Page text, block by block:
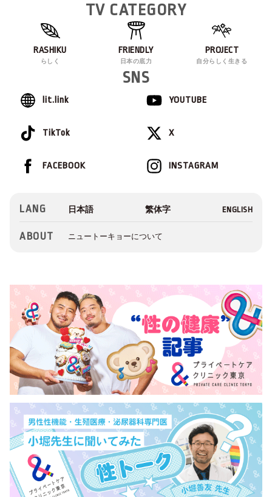
TV CATEGORY
RASHIKU
らしく
FRIENDLY
日本の底力
PROJECT
自分らしく生きる
SNS
lit.link YOUTUBE
TikTok X
INSTAGRAM
FACEBOOK
LANG
ABOUT ニュートーキョーについて